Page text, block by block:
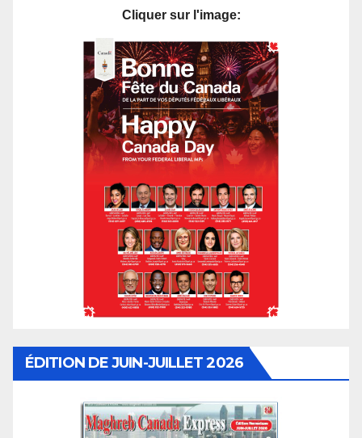
Cliquer sur l'image:
ÉDITION DE JUIN-JUILLET 2026